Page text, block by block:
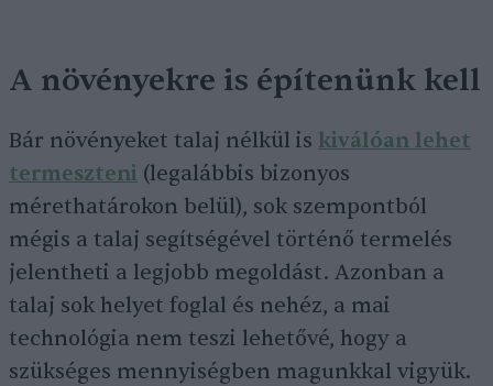
A növényekre is építenünk kell
Bár növényeket talaj nélkül is kiválóan lehet
termeszteni (legalábbis bizonyos
mérethatárokon belül), sok szempontból
mégis a talaj segítségével történő termelés
jelentheti a legjobb megoldást. Azonban a
talaj sok helyet foglal és nehéz, a mai
technológia nem teszi lehetővé, hogy a
szükséges mennyiségben magunkkal vigyük.